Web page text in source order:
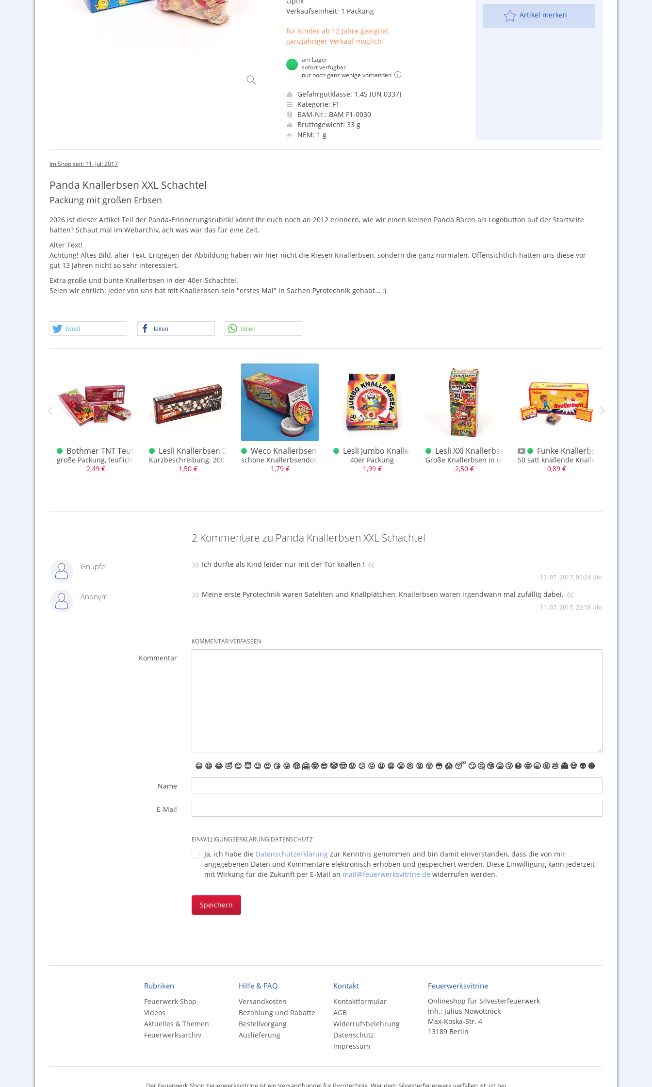
Verkaufseinheit: 1 Packung
für Kinder ab 12 Jahre geeignet
ganzjähriger Verkauf möglich
am Lager
sofort verfügbar
nur noch ganz wenige vorhanden
Gefahrgutklasse: 1.4S (UN 0337)
Kategorie: F1
BAM-Nr.: BAM F1-0030
Bruttogewicht: 33 g
NEM: 1 g
Artikel merken
Im Shop seit: 11. Juli 2017
Panda Knallerbsen XXL Schachtel
Packung mit großen Erbsen
2026 ist dieser Artikel Teil der Panda-Erinnerungsrubrik! könnt ihr euch noch an 2012 erinnern, wie wir einen kleinen Panda Bären als Logobutton auf der Startseite
hatten? Schaut mal im Webarchiv, ach was war das für eine Zeit.
Alter Text!
Achtung! Altes Bild, alter Text. Entgegen der Abbildung haben wir hier nicht die Riesen Knallerbsen, sondern die ganz normalen. Offensichtlich hatten uns diese vor
gut 13 Jahren nicht so sehr interessiert.
Extra große und bunte Knallerbsen in der 40er-Schachtel.
Seien wir ehrlich: jeder von uns hat mit Knallerbsen sein "erstes Mal" in Sachen Pyrotechnik gehabt… :)
tweet teilen teilen
XXL 5 x 10
mit 5 Dosen, unterschiedliche Designs
Bothmer TNT Teufel Knallerbsen 60 Stück
große Packung, teuflich gut.
2,49 €
Lesli Knallerbsen 200 Stück Sonderposten F1
Kurzbeschreibung: 200 Stück
1,50 €
Weco Knallerbsen 10er Sachsenfeuerwerk
schöne Knallerbsendose
1,79 €
Lesli Jumbo Knallerbsen
40er Packung
1,99 €
Lesli XXl Knallerbsen Großpackung Sonderposten F1
Große Knallerbsen in der Dose - Norma Version
2,50 €
Funke Knallerbsen 50er
50 satt knallende Knallerbsen, die
0,89 €
2 Kommentare zu Panda Knallerbsen XXL Schachtel
Gnupfel » Ich durfte als Kind leider nur mit der Tür knallen ! «
12. 07. 2017, 00:24 Uhr
Anonym » Meine erste Pyrotechnik waren Sateliten und Knallplätchen, Knallerbsen waren irgendwann mal zufällig dabei. «
11. 07. 2017, 22:58 Uhr
KOMMENTAR VERFASSEN
Kommentar
😀 😆 😂🤣 😊 😇 😉 😍 😘 😜 🤑 🤗 🤓 😎 🤡🤠 😟 😕 😖 😫 😩 😤 😠 😡 😲 😳 😱 😴 🙄 🤔 🤥 🤮 🤧 😷 🤩 🥱 🤬 💩 👻 💀 👽 🎃
Name
E-Mail
EINWILLIGUNGSERKLÄRUNG DATENSCHUTZ
Ja, ich habe die Datenschutzerklärungzur Kenntnis genommen und bin damit einverstanden, dass die von mir
angegebenen Daten und Kommentare elektronisch erhoben und gespeichert werden. Diese Einwilligung kann jederzeit
mit Wirkung für die Zukunft per E-Mail an mail@feuerwerksvitrine.de widerrufen werden.
Speichern
Rubriken
Feuerwerk Shop
Videos
Aktuelles & Themen
Feuerwerksarchiv
Hilfe & FAQ
Versandkosten
Bezahlung und Rabatte
Bestellvorgang
Auslieferung
Kontakt
Kontaktformular
AGB
Widerrufsbelehrung
Datenschutz
Impressum
Feuerwerksvitrine
Onlineshop für Silvesterfeuerwerk
Inh.: Julius Nowottnick
Max-Koska-Str. 4
13189 Berlin